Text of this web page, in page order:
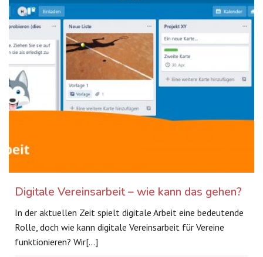
Digitale Vereinsarbeit – wie kann das gehen?
In der aktuellen Zeit spielt digitale Arbeit eine bedeutende
Rolle, doch wie kann digitale Vereinsarbeit für Vereine
funktionieren? Wir[…]